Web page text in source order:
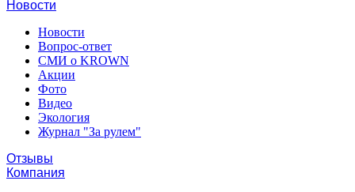
Новости
Новости
Вопрос-ответ
СМИ о KROWN
Акции
Фото
Видео
Экология
Журнал "За рулем"
Отзывы
Компания